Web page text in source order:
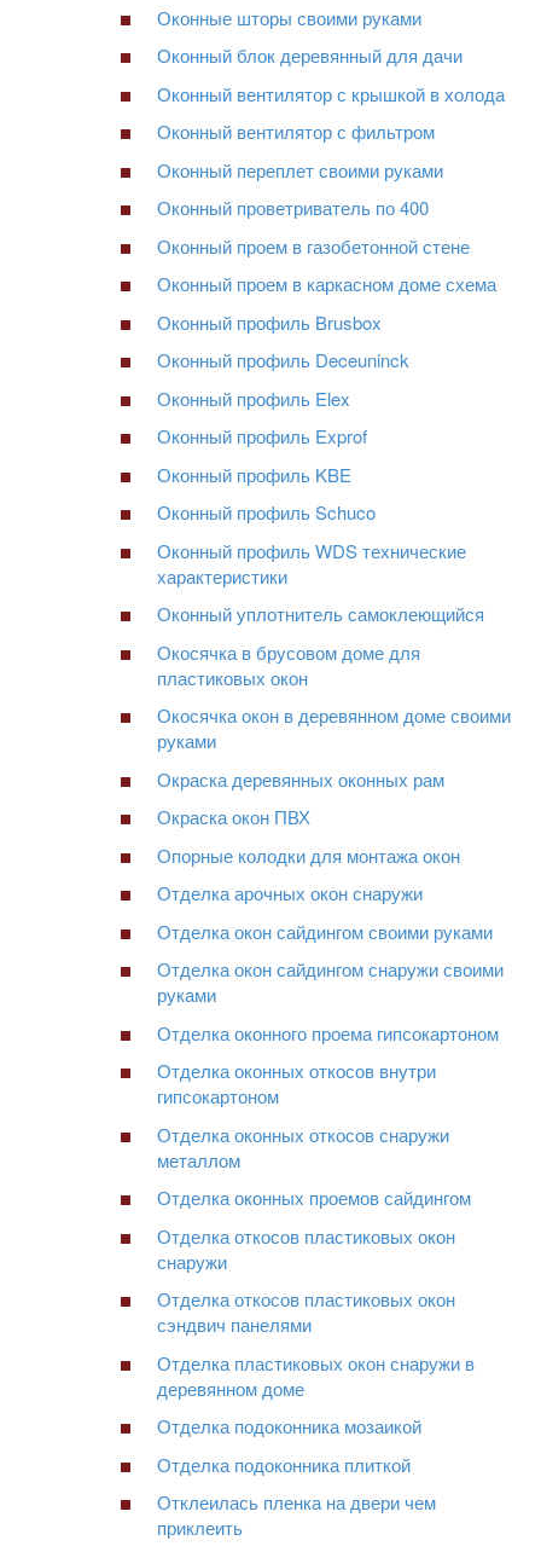
Оконные шторы своими руками
Оконный блок деревянный для дачи
Оконный вентилятор с крышкой в холода
Оконный вентилятор с фильтром
Оконный переплет своими руками
Оконный проветриватель по 400
Оконный проем в газобетонной стене
Оконный проем в каркасном доме схема
Оконный профиль Brusbox
Оконный профиль Deceuninck
Оконный профиль Elex
Оконный профиль Exprof
Оконный профиль KBE
Оконный профиль Schuco
Оконный профиль WDS технические
характеристики
Оконный уплотнитель самоклеющийся
Окосячка в брусовом доме для
пластиковых окон
Окосячка окон в деревянном доме своими
руками
Окраска деревянных оконных рам
Окраска окон ПВХ
Опорные колодки для монтажа окон
Отделка арочных окон снаружи
Отделка окон сайдингом своими руками
Отделка окон сайдингом снаружи своими
руками
Отделка оконного проема гипсокартоном
Отделка оконных откосов внутри
гипсокартоном
Отделка оконных откосов снаружи
металлом
Отделка оконных проемов сайдингом
Отделка откосов пластиковых окон
снаружи
Отделка откосов пластиковых окон
сэндвич панелями
Отделка пластиковых окон снаружи в
деревянном доме
Отделка подоконника мозаикой
Отделка подоконника плиткой
Отклеилась пленка на двери чем
приклеить